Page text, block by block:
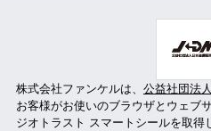
株式会社ファンケルは、 公益社団法
お客様がお使いのブラウザとウェブ
ジオトラスト スマートシールを取得